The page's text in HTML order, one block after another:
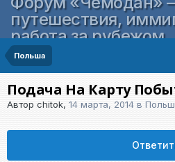
путешествия,
работа за рубежом
Польша
Подача На Карту
Автор chitok, 14 марта, 2014 в